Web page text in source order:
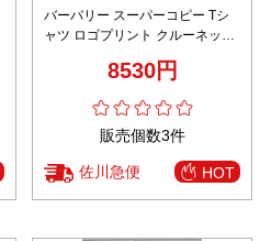
バーバリー スーパーコピー Tシ
ャツ ロゴプリント クルーネック
8530円
販売個数3件
佐川急便 HOT